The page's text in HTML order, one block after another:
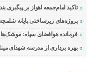
تاکید امام‌جمعه اهواز بر
پروژه‌های زیرساختی پایانه
فرمانده هوافضای سپاه:
بهره برداری از مدرسه شهدای